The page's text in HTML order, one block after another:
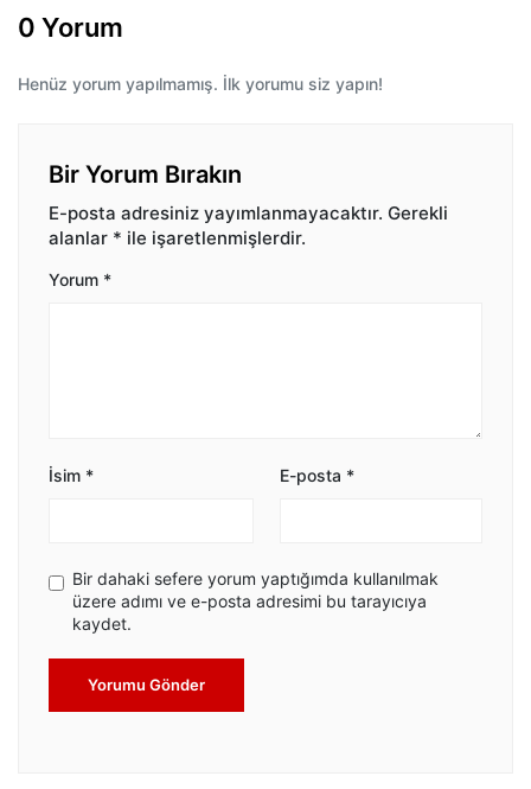
0 Yorum
Henüz yorum yapılmamış. İlk yorumu siz yapın!
Bir Yorum Bırakın
E-posta adresiniz yayımlanmayacaktır. Gerekli
alanlar * ile işaretlenmişlerdir.
Yorum *
İsim * E-posta *
Bir dahaki sefere yorum yaptığımda kullanılmak
üzere adımı ve e-posta adresimi bu tarayıcıya
kaydet.
Yorumu Gönder